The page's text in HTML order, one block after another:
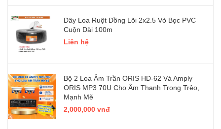
Dây Loa Ruột Đồng Lõi 2x2.5 Vỏ Bọc PVC
Cuộn Dài 100m
Liên hệ
Bộ 2 Loa Âm Trần ORIS HD-62 Và Amply
ORIS MP3 70U Cho Âm Thanh Trong Trẻo,
Mạnh Mẽ
2,000,000 vnđ